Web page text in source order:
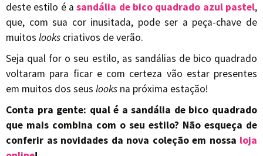
deste estilo é asandália de bico quadrado azul pastel,
que, com sua cor inusitada, pode ser a peça-chave de
muitos looks criativos de verão.
Seja qual for o seu estilo, as sandálias de bico quadrado
voltaram para ficar e com certeza vão estar presentes
em muitos dos seus looks na próxima estação!
Conta pra gente: qual é a sandália de bico quadrado
que mais combina com o seu estilo? Não esqueça de
conferir as novidades da nova coleção em nossa loja